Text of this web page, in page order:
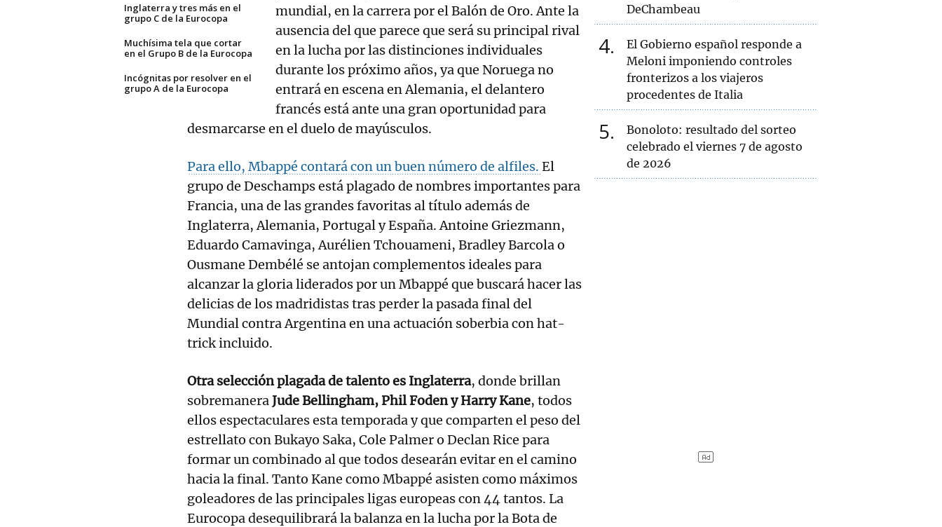
Inglaterra y tres más en el
grupo C de la Eurocopa
Muchísima tela que cortar
en el Grupo B de la Eurocopa
Incógnitas por resolver en el
grupo A de la Eurocopa
mundial, en la carrera por el Balón de Oro. Ante la
ausencia del que parece que será su principal rival
en la lucha por las distinciones individuales
durante los próximo años, ya que Noruega no
entrará en escena en Alemania, el delantero
francés está ante una gran oportunidad para
desmarcarse en el duelo de mayúsculos.
Para ello, Mbappé contará con un buen número de alfiles. El
grupo de Deschamps está plagado de nombres importantes para
Francia, una de las grandes favoritas al título además de
Inglaterra, Alemania, Portugal y España. Antoine Griezmann,
Eduardo Camavinga, Aurélien Tchouameni, Bradley Barcola o
Ousmane Dembélé se antojan complementos ideales para
alcanzar la gloria liderados por un Mbappé que buscará hacer las
delicias de los madridistas tras perder la pasada final del
Mundial contra Argentina en una actuación soberbia con hat-
trick incluido.
Otra selección plagada de talento es Inglaterra, donde brillan
sobremaneraJude Bellingham, Phil Foden y Harry Kane, todos
ellos espectaculares esta temporada y que comparten el peso del
estrellato con Bukayo Saka, Cole Palmer o Declan Rice para
formar un combinado al que todos desearán evitar en el camino
hacia la final. Tanto Kane como Mbappé asisten como máximos
goleadores de las principales ligas europeas con 44 tantos. La
Eurocopa desequilibrará la balanza en la lucha por la Bota de
DeChambeau
4
El Gobierno español responde a
Meloni imponiendo controles
fronterizos a los viajeros
procedentes de Italia
5
Bonoloto: resultado del sorteo
celebrado el viernes 7 de agosto
de 2026